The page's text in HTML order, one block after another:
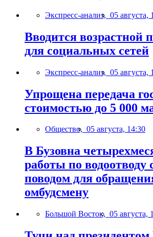
Экспресс-анализ, 05 августа,
Вводится возрастной
для социальных сетей
Экспресс-анализ, 05 августа,
Упрощена передача
стоимостью до 5 000
Общество, 05 августа, 14:30
В Бузовна
работы по водоотводу
поводом для
омбудсмену
Большой Восток, 05 августа,